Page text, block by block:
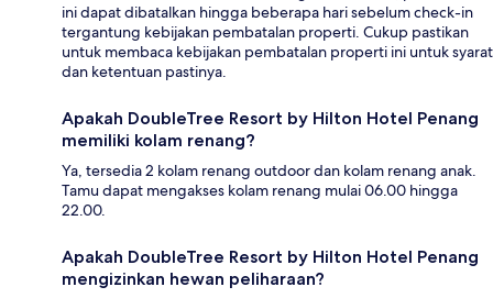
ini dapat dibatalkan hingga beberapa hari sebelum check-in
tergantung kebijakan pembatalan properti. Cukup pastikan
untuk membaca kebijakan pembatalan properti ini untuk syarat
dan ketentuan pastinya.
Apakah DoubleTree Resort by Hilton Hotel Penang
memiliki kolam renang?
Ya, tersedia 2 kolam renang outdoor dan kolam renang anak.
Tamu dapat mengakses kolam renang mulai 06.00 hingga
22.00.
Apakah DoubleTree Resort by Hilton Hotel Penang
mengizinkan hewan peliharaan?